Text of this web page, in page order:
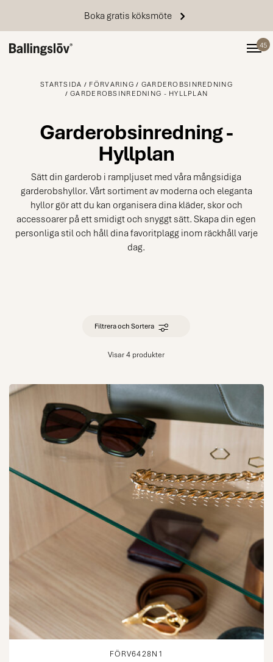
Boka gratis köksmöte
45
STARTSIDA FÖRVARING
GARDEROBSINREDNING
GARDEROBSINREDNING - HYLLPLAN
Garderobsinredning -
Hyllplan
Sätt din garderob i rampljuset med våra mångsidiga
garderobshyllor. Vårt sortiment av moderna och eleganta
hyllor gör att du kan organisera dina kläder, skor och
accessoarer på ett smidigt och snyggt sätt. Skapa din egen
personliga stil och håll dina favoritplagg inom räckhåll varje
dag.
Filtrera och Sortera
Visar 4 produkter
FÖRV6428N1